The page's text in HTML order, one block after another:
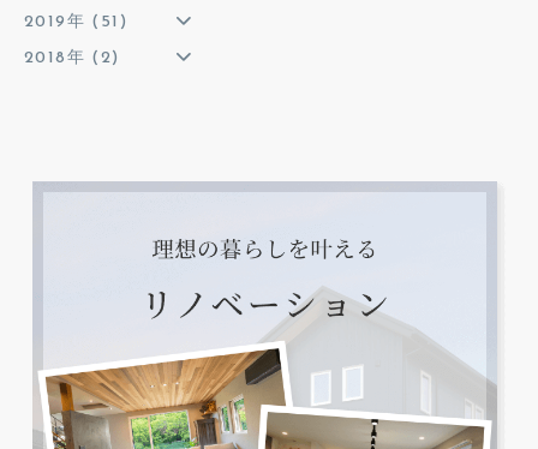
2019年 (51)
2018年 (2)